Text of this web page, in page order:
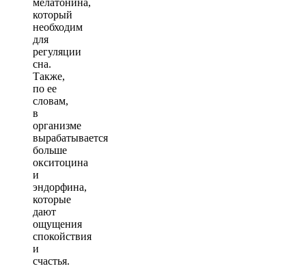
который
необходим
для
регуляции
сна.
Также,
по ее
словам,
в
организме
вырабатывается
больше
окситоцина
и
эндорфина,
которые
дают
ощущения
спокойствия
и
счастья.